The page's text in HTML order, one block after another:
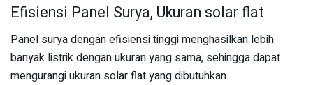
Efisiensi Panel Surya, Ukuran solar flat
Panel surya dengan efisiensi tinggi menghasilkan lebih
banyak listrik dengan ukuran yang sama, sehingga dapat
mengurangi ukuran solar flat yang dibutuhkan.